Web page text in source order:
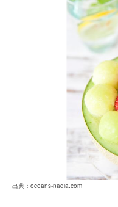
出典：oceans-nadia.com